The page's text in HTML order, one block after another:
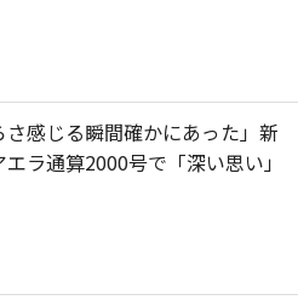
さ感じる瞬間確かにあった」新
ラ通算2000号で「深い思い」